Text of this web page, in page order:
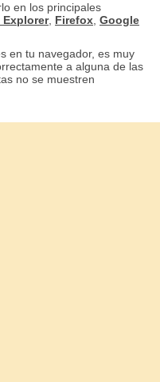
en los principales
Explorer, Firefox Google
en tu navegador, es muy
a alguna de las
no se muestren